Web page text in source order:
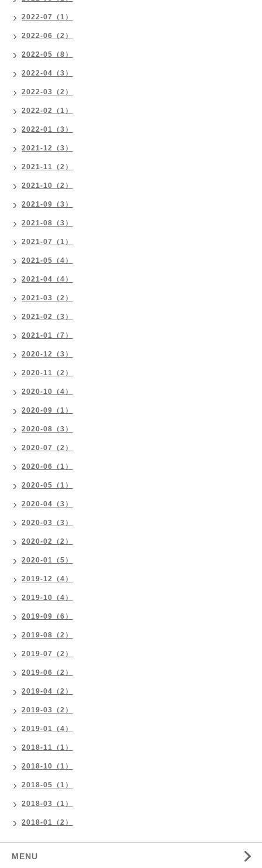
2022-07（1）
2022-06（2）
2022-05（8）
2022-04（3）
2022-03（2）
2022-02（1）
2022-01（3）
2021-12（3）
2021-11（2）
2021-10（2）
2021-09（3）
2021-08（3）
2021-07（1）
2021-05（4）
2021-04（4）
2021-03（2）
2021-02（3）
2021-01（7）
2020-12（3）
2020-11（2）
2020-10（4）
2020-09（1）
2020-08（3）
2020-07（2）
2020-06（1）
2020-05（1）
2020-04（3）
2020-03（3）
2020-02（2）
2020-01（5）
2019-12（4）
2019-10（4）
2019-09（6）
2019-08（2）
2019-07（2）
2019-06（2）
2019-04（2）
2019-03（2）
2019-01（4）
2018-11（1）
2018-10（1）
2018-05（1）
2018-03（1）
2018-01（2）
MENU